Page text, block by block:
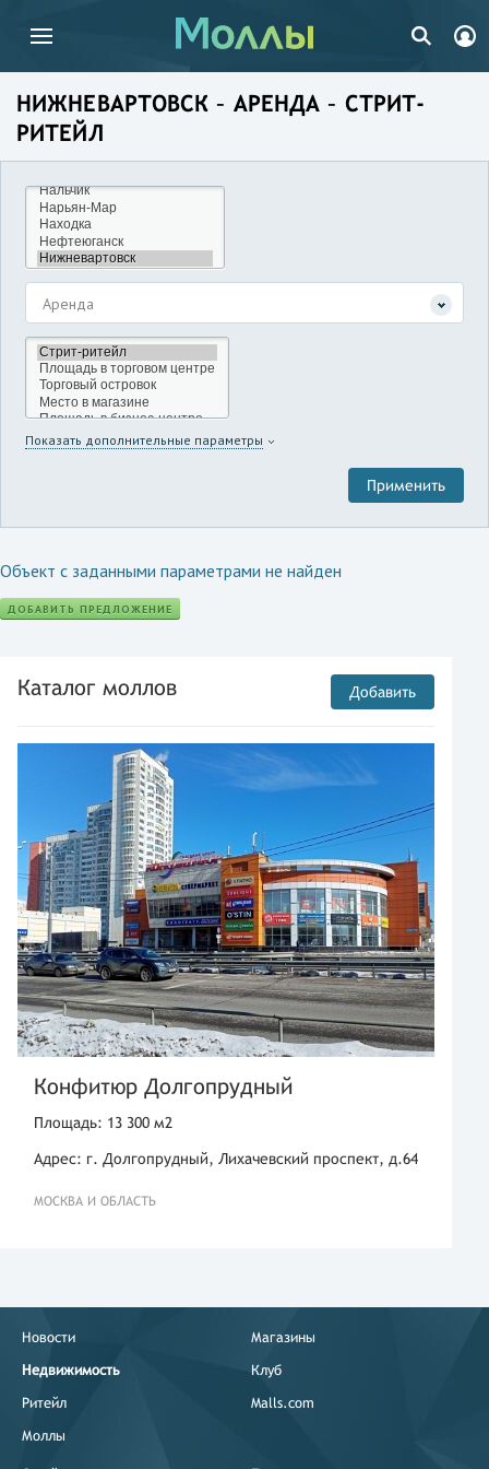
НИЖНЕВАРТОВСК – АРЕНДА – СТРИТ-
РИТЕЙЛ
Аренда
Показать дополнительные параметры
Объект с заданными параметрами не найден
ДОБАВИТЬ ПРЕДЛОЖЕНИЕ
Каталог моллов Добавить
Конфитюр Долгопрудный
Площадь: 13 300 м2
Адрес: г. Долгопрудный, Лихачевский проспект, д.64
МОСКВА И ОБЛАСТЬ
Новости
Недвижимость
Ритейл
Моллы
Магазины
Клуб
Malls.com